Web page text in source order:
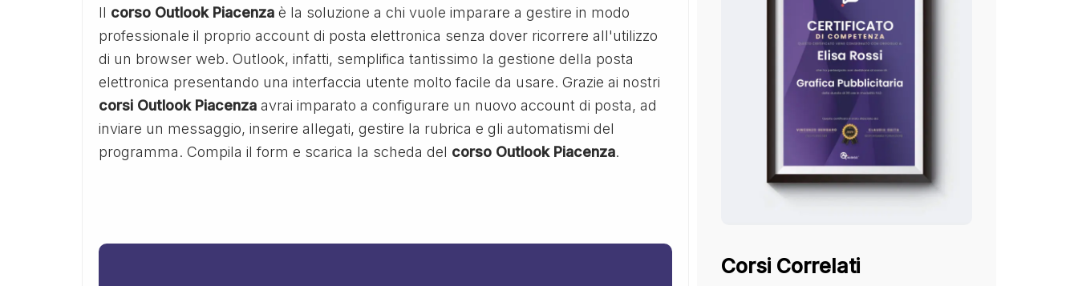
Il corso Outlook Piacenza è la soluzione a chi vuole imparare a gestire in modo
professionale il proprio account di posta elettronica senza dover ricorrere all'utilizzo
di un browser web. Outlook, infatti, semplifica tantissimo la gestione della posta
elettronica presentando una interfaccia utente molto facile da usare. Grazie ai nostri
corsi Outlook Piacenza avrai imparato a configurare un nuovo account di posta, ad
inviare un messaggio, inserire allegati, gestire la rubrica e gli automatismi del
programma. Compila il form e scarica la scheda del corso Outlook Piacenza.
Corsi Correlati